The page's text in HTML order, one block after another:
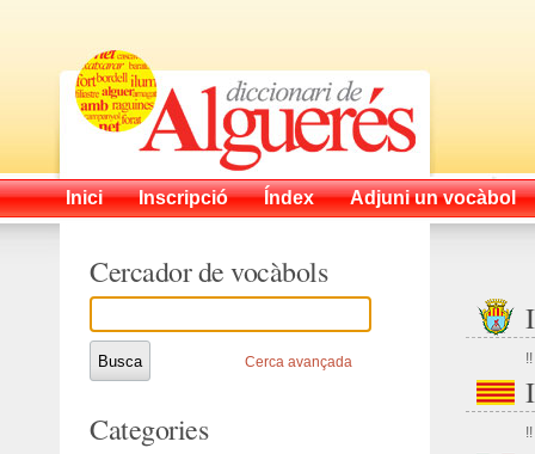
Inici Inscripció Índex Adjuni un vocàbol
!!
!!
Cercador de vocàbols
Cerca avançada
Categories